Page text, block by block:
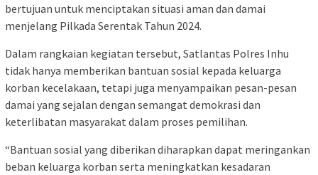
bertujuan untuk menciptakan situasi aman dan damai
menjelang Pilkada Serentak Tahun 2024.
Dalam rangkaian kegiatan tersebut, Satlantas Polres Inhu
tidak hanya memberikan bantuan sosial kepada keluarga
korban kecelakaan, tetapi juga menyampaikan pesan-pesan
damai yang sejalan dengan semangat demokrasi dan
keterlibatan masyarakat dalam proses pemilihan.
“Bantuan sosial yang diberikan diharapkan dapat meringankan
beban keluarga korban serta meningkatkan kesadaran